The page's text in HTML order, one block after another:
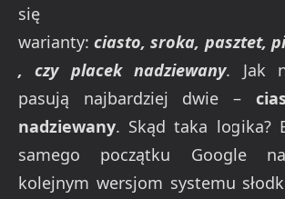
się
warianty:ciasto, sroka, pasztet,
, czy placek nadziewany. Jak
pasują najbardziej dwie –
nadziewany. Skąd taka logika?
samego początku Google
kolejnym wersjom systemu